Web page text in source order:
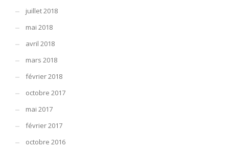
juillet 2018
mai 2018
avril 2018
mars 2018
février 2018
octobre 2017
mai 2017
février 2017
octobre 2016